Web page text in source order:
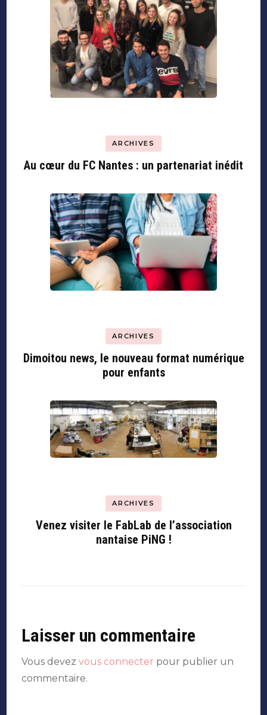
ARCHIVES
Au cœur du FC Nantes : un partenariat inédit
ARCHIVES
Dimoitou news, le nouveau format numérique
pour enfants
ARCHIVES
Venez visiter le FabLab de l’association
nantaise PiNG !
Laisser un commentaire
Vous devezvous connecter pour publier un
commentaire.